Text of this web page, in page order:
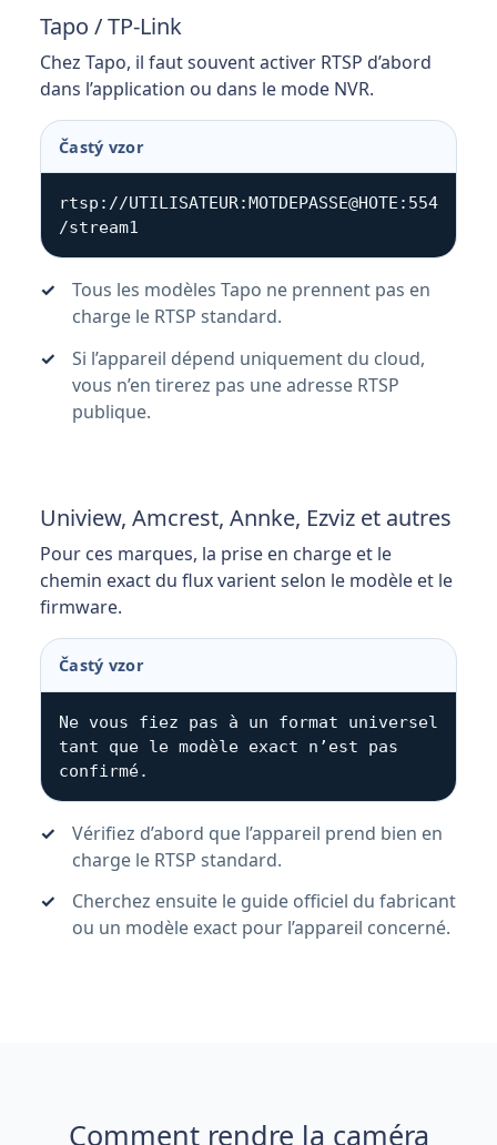
Tapo / TP-Link
Chez Tapo, il faut souvent activer RTSP d’abord
dans l’application ou dans le mode NVR.
Častý vzor
rtsp://UTILISATEUR:MOTDEPASSE@HOTE:554
/stream1
Tous les modèles Tapo ne prennent pas en
charge le RTSP standard.
Si l’appareil dépend uniquement du cloud,
vous n’en tirerez pas une adresse RTSP
publique.
Uniview, Amcrest, Annke, Ezviz et autres
Pour ces marques, la prise en charge et le
chemin exact du flux varient selon le modèle et le
firmware.
Častý vzor
Ne vous fiez pas à un format universel
tant que le modèle exact n’est pas
confirmé.
Vérifiez d’abord que l’appareil prend bien en
charge le RTSP standard.
Cherchez ensuite le guide officiel du fabricant
ou un modèle exact pour l’appareil concerné.
Comment rendre la caméra